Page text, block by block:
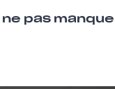
pas